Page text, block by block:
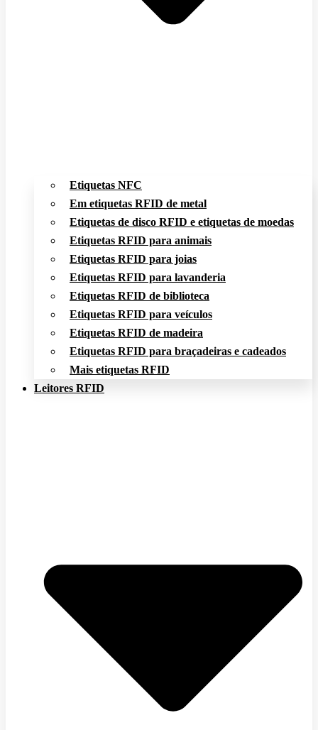
Etiquetas NFC
Em etiquetas RFID de metal
Etiquetas de disco RFID e etiquetas de moedas
Etiquetas RFID para animais
Etiquetas RFID para joias
Etiquetas RFID para lavanderia
Etiquetas RFID de biblioteca
Etiquetas RFID para veículos
Etiquetas RFID de madeira
Etiquetas RFID para braçadeiras e cadeados
Mais etiquetas RFID
Leitores RFID